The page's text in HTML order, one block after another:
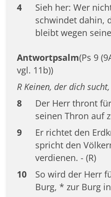
4
Sieh her: Wer
schwindet dahin,
bleibt wegen
Antwortpsalm(Ps 9
vgl. 11b))
R Keinen, der dich
8
Der Herr thront
seinen Thron auf
9
Er richtet den
spricht den
verdienen. - (R)
10
So wird der Herr
Burg, * zur Burg